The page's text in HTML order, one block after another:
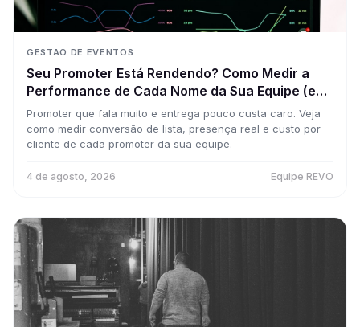
GESTAO DE EVENTOS
Seu Promoter Está Rendendo? Como Medir a
Performance de Cada Nome da Sua Equipe (e
Parar de Pagar por Achismo)
Promoter que fala muito e entrega pouco custa caro. Veja
como medir conversão de lista, presença real e custo por
cliente de cada promoter da sua equipe.
4 de agosto, 2026 Equipe REVO